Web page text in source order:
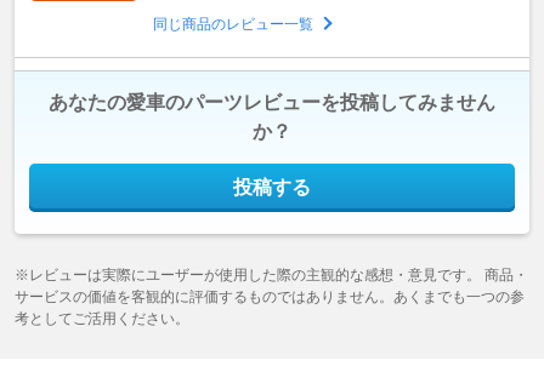
同じ商品のレビュー一覧
あなたの愛車のパーツレビューを投稿してみません
か？
投稿する
※レビューは実際にユーザーが使用した際の主観的な感想・意見です。 商品・
サービスの価値を客観的に評価するものではありません。あくまでも一つの参
考としてご活用ください。